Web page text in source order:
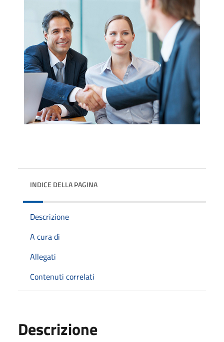
INDICE DELLA PAGINA
Descrizione
A cura di
Allegati
Contenuti correlati
Descrizione